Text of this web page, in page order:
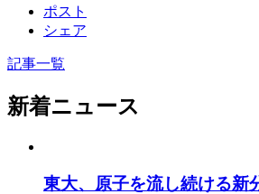
ポスト
シェア
記事一覧
新着ニュース
東大、原子を流し続ける